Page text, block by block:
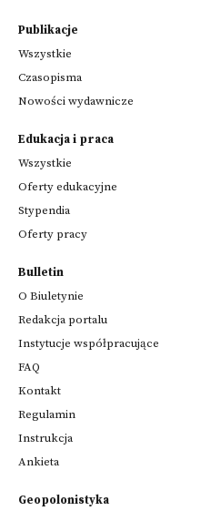
Publikacje
Wszystkie
Czasopisma
Nowości wydawnicze
Edukacja i praca
Wszystkie
Oferty edukacyjne
Stypendia
Oferty pracy
Bulletin
O Biuletynie
Redakcja portalu
Instytucje współpracujące
FAQ
Kontakt
Regulamin
Instrukcja
Ankieta
Geopolonistyka